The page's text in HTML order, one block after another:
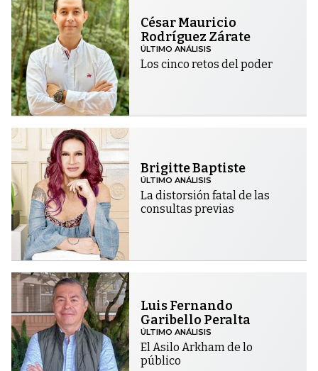
César Mauricio
Rodríguez Zárate
ÚLTIMO ANÁLISIS
Los cinco retos del poder
Brigitte Baptiste
ÚLTIMO ANÁLISIS
La distorsión fatal de las
consultas previas
Luis Fernando
Garibello Peralta
ÚLTIMO ANÁLISIS
El Asilo Arkham de lo
público